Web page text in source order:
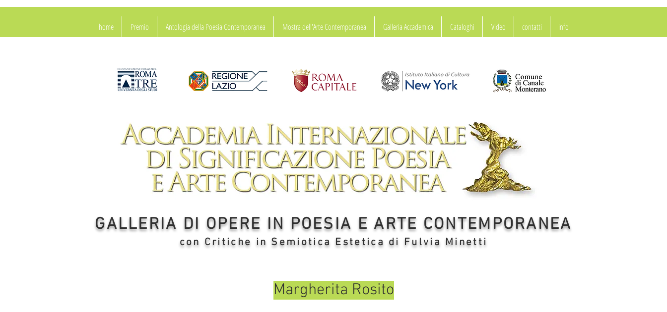
GALLERIA DI OPERE IN POESIA E ARTE CONTEMPORANEA
con Critiche in Semiotica Estetica di Fulvia Minetti
home Premio Antologia della Poesia Contemporanea Mostra dell'Arte Contemporanea Galleria Accademica Cataloghi Video contatti info
Margherita Rosito